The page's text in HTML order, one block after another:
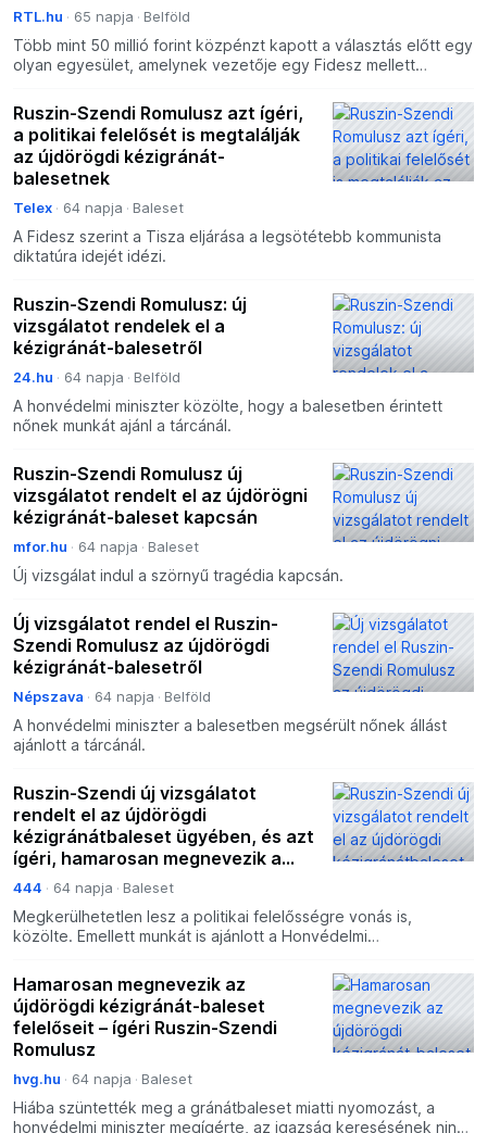
RTL.hu 65 napja Belföld
Több mint 50 millió forint közpénzt kapott a választás előtt egy
olyan egyesület, amelynek vezetője egy Fidesz mellett
Ruszin-Szendi Romulusz azt ígéri,
a politikai felelősét is megtalálják
az újdörögdi kézigránát-
balesetnek
Telex 64 napja Baleset
A Fidesz szerint a Tisza eljárása a legsötétebb kommunista
diktatúra idejét idézi.
Ruszin-Szendi Romulusz: új
vizsgálatot rendelek el a
kézigránát-balesetről
24.hu 64 napja Belföld
A honvédelmi miniszter közölte, hogy a balesetben érintett
nőnek munkát ajánl a tárcánál.
Ruszin-Szendi Romulusz új
vizsgálatot rendelt el az újdörögni
kézigránát-baleset kapcsán
mfor.hu 64 napja Baleset
Új vizsgálat indul a szörnyű tragédia kapcsán.
Új vizsgálatot rendel el Ruszin-
Szendi Romulusz az újdörögdi
kézigránát-balesetről
Népszava 64 napja Belföld
A honvédelmi miniszter a balesetben megsérült nőnek állást
ajánlott a tárcánál.
Ruszin-Szendi új vizsgálatot
rendelt el az újdörögdi
kézigránátbaleset ügyében, és azt
ígéri, hamarosan megnevezik a
felelősöket
444 64 napja Baleset
Megkerülhetetlen lesz a politikai felelősségre vonás is,
közölte. Emellett munkát is ajánlott a Honvédelmi
kormánytisztviselőnek.
Hamarosan megnevezik az
újdörögdi kézigránát-baleset
felelőseit – ígéri Ruszin-Szendi
Romulusz
hvg.hu 64 napja Baleset
Hiába szüntették meg a gránátbaleset miatti nyomozást, a
honvédelmi miniszter megígérte, az igazság keresésének nincs